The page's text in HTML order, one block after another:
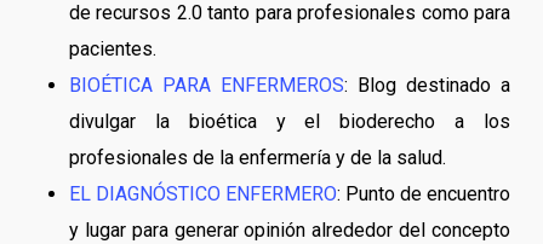
de recursos 2.0 tanto para profesionales como para
pacientes.
BIOÉTICA PARA ENFERMEROS: Blog destinado a
divulgar la bioética y el bioderecho a los
profesionales de la enfermería y de la salud.
EL DIAGNÓSTICO ENFERMERO: Punto de encuentro
y lugar para generar opinión alrededor del concepto